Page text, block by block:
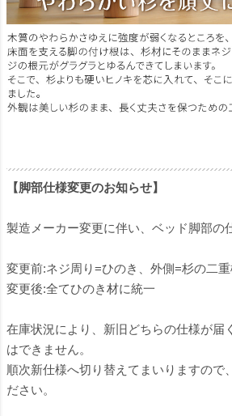
【脚部仕様変更のお知らせ】
製造メーカー変更に伴い、ベッド脚部の
変更前:ネジ周り=ひのき、外側=杉の二
変更後:全てひのき材に統一
在庫状況により、新旧どちらの仕様が届
はできません。
順次新仕様へ切り替えてまいりますので
ださい。